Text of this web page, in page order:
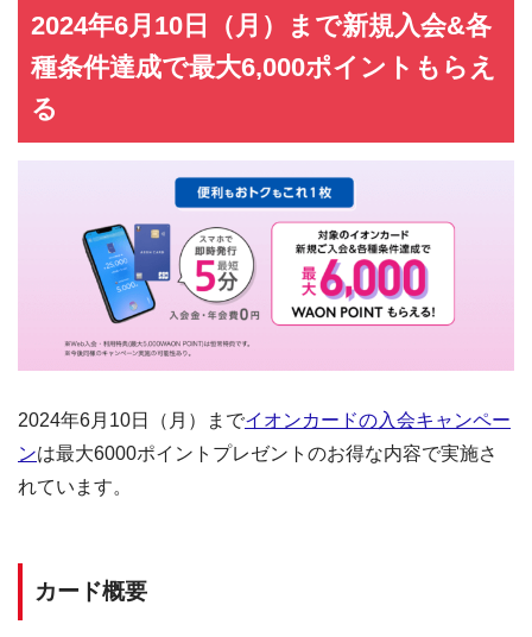
2024年6月10日（月）まで新規入会&各
種条件達成で最大6,000ポイントもらえ
る
2024年6月10日（月）までイオンカードの入会キャンペー
ンは最大6000ポイントプレゼントのお得な内容で実施さ
れています。
カード概要